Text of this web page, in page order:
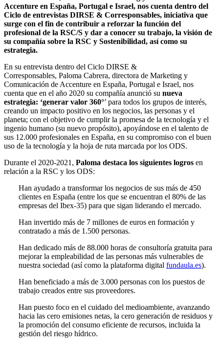
Accenture en España, Portugal e Israel, nos cuenta dentro del
Ciclo de entrevistas DIRSE & Corresponsables, iniciativa que
surge con el fin de contribuir a reforzar la función del
profesional de la RSC/S y dar a conocer su trabajo, la visión de
su compañía sobre la RSC y Sostenibilidad, así como su
estrategia.
En su entrevista dentro del Ciclo DIRSE &
Corresponsables, Paloma Cabrera, directora de Marketing y
Comunicación de Accenture en España, Portugal e Israel, nos
cuenta que en el año 2020 su compañía anunció su nueva
estrategia: ‘generar valor 360°’ para todos los grupos de interés,
creando un impacto positivo en los negocios, las personas y el
planeta; con el objetivo de cumplir la promesa de la tecnología y el
ingenio humano (su nuevo propósito), apoyándose en el talento de
sus 12.000 profesionales en España, en su compromiso con el buen
uso de la tecnología y la hoja de ruta marcada por los ODS.
Durante el 2020-2021, Paloma destaca los siguientes logros en
relación a la RSC y los ODS:
Han ayudado a transformar los negocios de sus más de 450
clientes en España (entre los que se encuentran el 80% de las
empresas del Ibex-35) para que sigan liderando el mercado.
Han invertido más de 7 millones de euros en formación y
contratado a más de 1.500 personas.
Han dedicado más de 88.000 horas de consultoría gratuita para
mejorar la empleabilidad de las personas más vulnerables de
nuestra sociedad (así como la plataforma digital fundaula.es).
Han beneficiado a más de 3.000 personas con los puestos de
trabajo creados entre sus proveedores.
Han puesto foco en el cuidado del medioambiente, avanzando
hacia las cero emisiones netas, la cero generación de residuos y
la promoción del consumo eficiente de recursos, incluida la
gestión del riesgo hídrico.